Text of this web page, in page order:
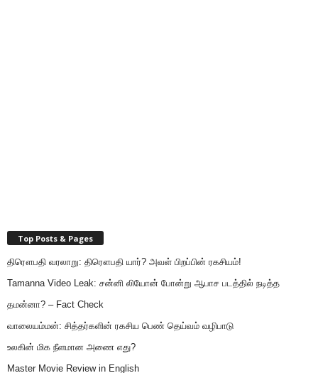
Top Posts & Pages
திரௌபதி வரலாறு: திரௌபதி யார்? அவள் பிறப்பின் ரகசியம்!
Tamanna Video Leak: சன்னி லியோன் போன்று ஆபாச படத்தில் நடித்த
தமன்னா? – Fact Check
வாலையம்மன்: சித்தர்களின் ரகசிய பெண் தெய்வம் வழிபாடு
உலகின் மிக நீளமான அணை எது?
Master Movie Review in English